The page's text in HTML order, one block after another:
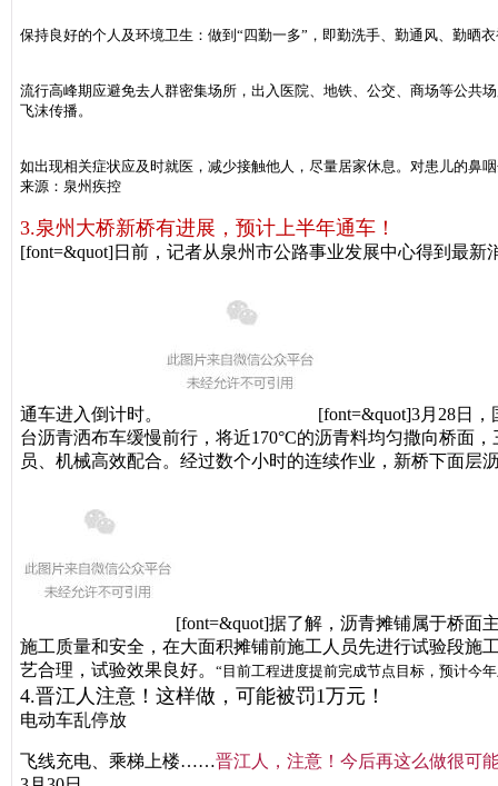
保持良好的个人及环境卫生：做到“四勤一多”，即勤洗手、勤通风、勤晒
流行高峰期应避免去人群密集场所，出入医院、地铁、公交、商场等公共
飞沫传播。
如出现相关症状应及时就医，减少接触他人，尽量居家休息。对患儿的鼻
来源：泉州疾控
3.泉州大桥新桥有进展，预计上半年通车！
[font=&quot]日前，记者从泉州市公路事业发展中心得到最
通车进入倒计时。
[font=&quot]3月28日
台沥青洒布车缓慢前行，将近170°C的沥青料均匀撒向桥面
员、机械高效配合。经过数个小时的连续作业，新桥下面层
[font=&quot]据了解，沥青摊铺属于桥面
施工质量和安全，在大面积摊铺前施工人员先进行试验段施
艺合理，试验效果良好。 “目前工程进度提前完成节点目标，预计今
4.晋江人注意！这样做，可能被罚1万元！
电动车乱停放
飞线充电、乘梯上楼……晋江人，注意！ 今后再这么做很可